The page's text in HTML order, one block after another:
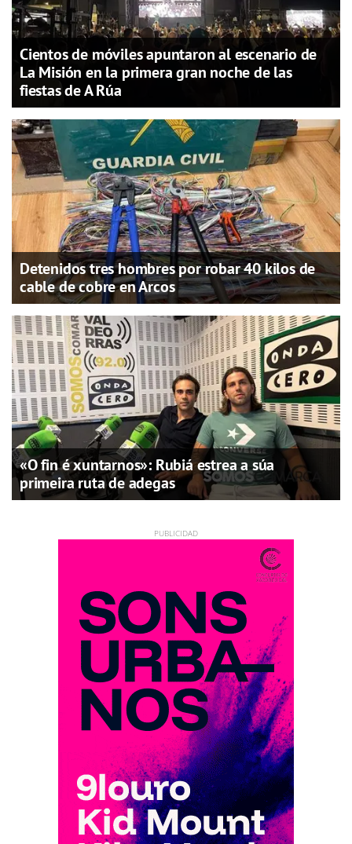
Cientos de móviles apuntaron al escenario de
La Misión en la primera gran noche de las
fiestas de A Rúa
Detenidos tres hombres por robar 40 kilos de
cable de cobre en Arcos
«O fin é xuntarnos»: Rubiá estrea a súa
primeira ruta de adegas